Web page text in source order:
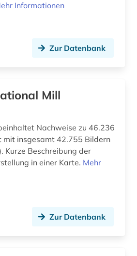
Informationen
Zur Datenbank
Mill
Nachweise zu 46.236
mit insgesamt 42.755 Bildern
Kurze Beschreibung der
in einer Karte. Mehr
Zur Datenbank